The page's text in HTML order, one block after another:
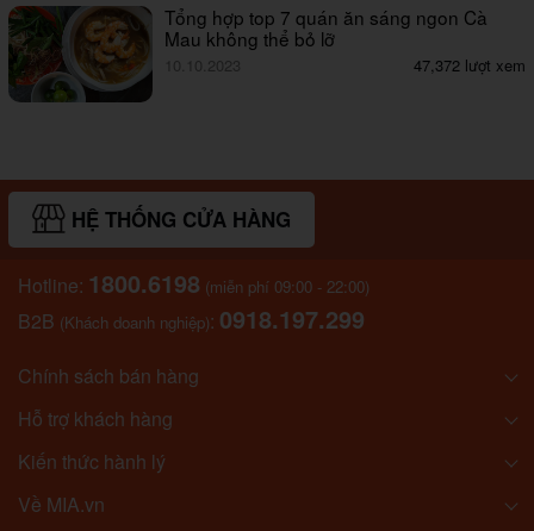
Tổng hợp top 7 quán ăn sáng ngon Cà
Mau không thể bỏ lỡ
47,372 lượt xem
HỆ THỐNG CỬA HÀNG
Hotline: 1800.6198 (miễn phí 09:00 - 22:00)
B2B (Khách doanh nghiệp): 0918.197.299
Chính sách bán hàng
Hỗ trợ khách hàng
Kiến thức hành lý
Về MIA.vn